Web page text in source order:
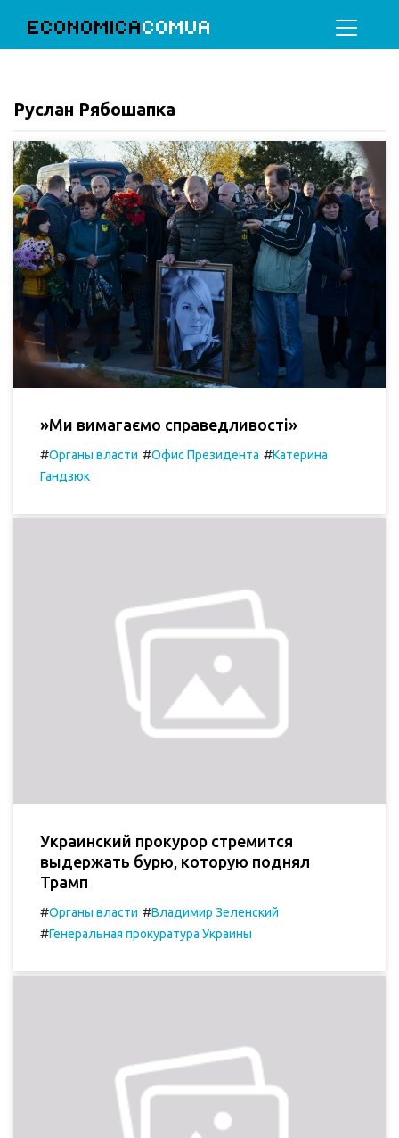
ECONOMICACOMUA
Руслан Рябошапка
»Ми вимагаємо справедливості»
#Органы власти #Офис Президента #Катерина
Гандзюк
Украинский прокурор стремится
выдержать бурю, которую поднял
Трамп
#Органы власти #Владимир Зеленский
#Генеральная прокуратура Украины